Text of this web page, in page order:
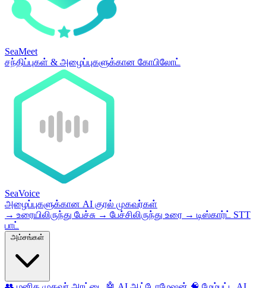
SeaMeet
சந்திப்புகள் & அழைப்புகளுக்கான கோபிலோட்
SeaVoice
அழைப்புகளுக்கான AI குரல் முகவர்கள்
→ உரையிலிருந்து பேச்சு → பேச்சிலிருந்து உரை → டிஸ்கார்ட் STT
பாட்